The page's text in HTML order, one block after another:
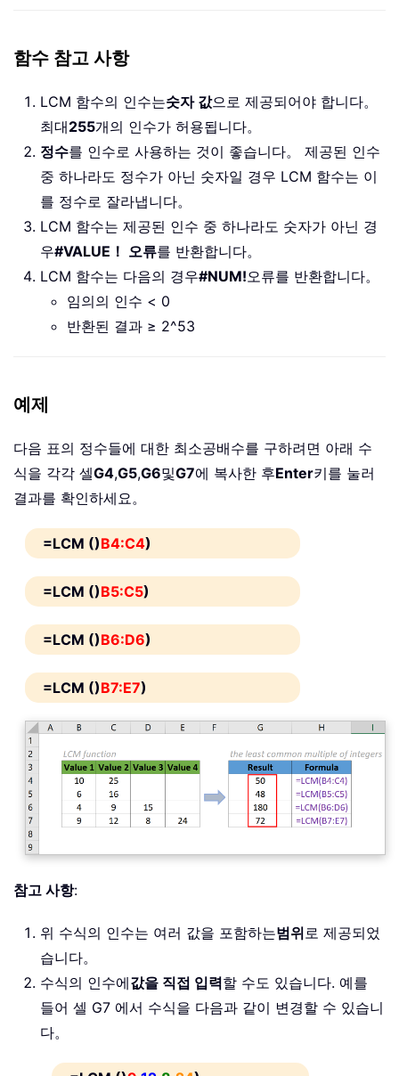
함수 참고 사항
LCM 함수의 인수는숫자 값으로 제공되어야 합니다。
최대255개의 인수가 허용됩니다。
정수를 인수로 사용하는 것이 좋습니다。 제공된 인수
중 하나라도 정수가 아닌 숫자일 경우 LCM 함수는 이
를 정수로 잘라냅니다。
LCM 함수는 제공된 인수 중 하나라도 숫자가 아닌 경
우#VALUE！ 오류를 반환합니다。
LCM 함수는 다음의 경우#NUM!오류를 반환합니다。
임의의 인수 < 0
반환된 결과 ≥ 2^53
예제
다음 표의 정수들에 대한 최소공배수를 구하려면 아래 수
식을 각각 셀G4,G5,G6및G7에 복사한 후Enter키를 눌러
결과를 확인하세요。
=LCM ()B4:C4)
=LCM ()B5:C5)
=LCM ()B6:D6)
=LCM ()B7:E7)
참고 사항:
위 수식의 인수는 여러 값을 포함하는범위로 제공되었
습니다。
수식의 인수에값을 직접 입력할 수도 있습니다. 예를
들어 셀 G7 에서 수식을 다음과 같이 변경할 수 있습니
다。